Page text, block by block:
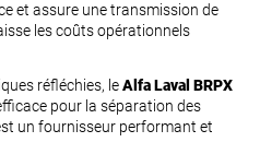
et assure une transmission de
les coûts opérationnels
réfléchies, leAlfa Laval BRPX
pour la séparation des
un fournisseur performant et